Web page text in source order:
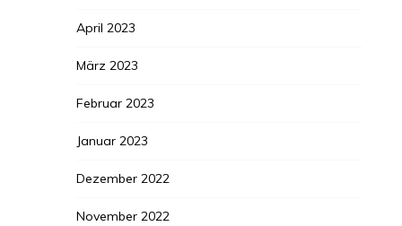
April 2023
März 2023
Februar 2023
Januar 2023
Dezember 2022
November 2022